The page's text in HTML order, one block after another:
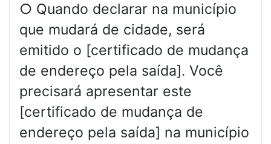
○ Quando declarar na município
que mudará de cidade, será
emitido o [certificado de mudança
de endereço pela saída]. Você
precisará apresentar este
[certificado de mudança de
endereço pela saída] na município